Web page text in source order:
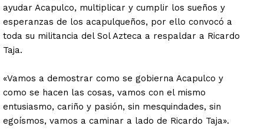
ayudar Acapulco, multiplicar y cumplir los sueños y
esperanzas de los acapulqueños, por ello convocó a
toda su militancia del Sol Azteca a respaldar a Ricardo
Taja.
«Vamos a demostrar como se gobierna Acapulco y
como se hacen las cosas, vamos con el mismo
entusiasmo, cariño y pasión, sin mesquindades, sin
egoísmos, vamos a caminar a lado de Ricardo Taja».